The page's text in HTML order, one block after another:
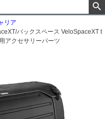
リア
バックスペース VeloSpaceXT t
アクセサリーパーツ